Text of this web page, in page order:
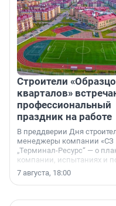
Строители
кварталов»
профессиональный
праздник на работе
В преддверии Дня
менеджеры компании «СЗ
„Терминал-Ресурс“ — о
компании, испытаниях и
осторожного оптимизма.
7 августа, 18:00